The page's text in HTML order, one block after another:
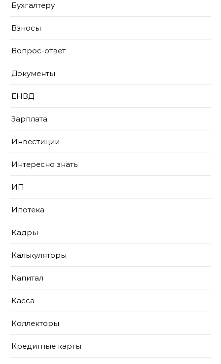
Бухгалтеру
Взносы
Вопрос-ответ
Документы
ЕНВД
Зарплата
Инвестиции
Интересно знать
ИП
Ипотека
Кадры
Калькуляторы
Капитал
Касса
Коллекторы
Кредитные карты